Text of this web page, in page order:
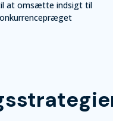
at omsætte indsigt til